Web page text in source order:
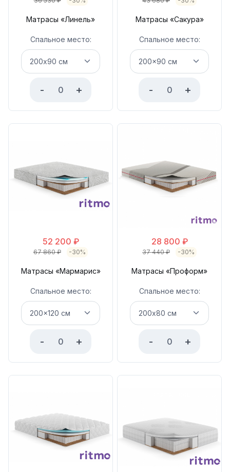
Матрасы «Линель»
Спальное место:
- +
Матрасы «Сакура»
Спальное место:
- +
52 200 ₽
67 860₽ -30%
Матрасы «Мармарис»
Спальное место:
- +
28 800 ₽
37 440₽ -30%
Матрасы «Проформ»
Спальное место:
- +